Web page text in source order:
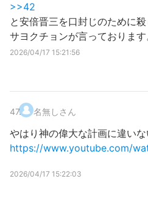
>>42
と安倍晋三を口封じのために殺
サヨクチョンが言っております
2026/04/17 15:21:56
47. 名無しさん
やはり神の偉大な計画に違いな
https://www.youtube.com/
2026/04/17 15:22:03